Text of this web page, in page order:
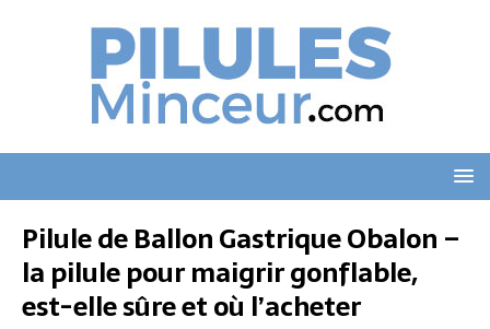
Pilule de Ballon Gastrique Obalon –
la pilule pour maigrir gonflable,
est-elle sûre et où l’acheter